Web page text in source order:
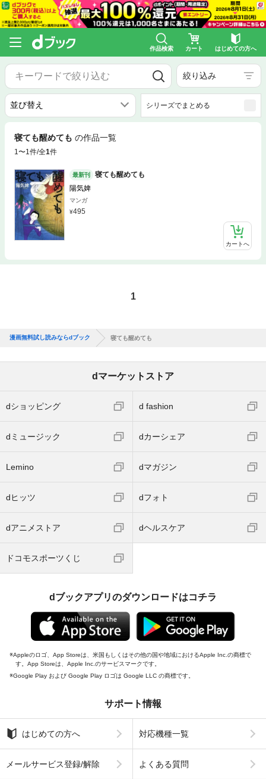
作品検索 カート はじめての方へ
絞り込み
シリーズでまとめる
寝ても醒めても の作品一覧
1〜1件/全1件
最新刊
寝ても醒めても
陽気婢
マンガ
495
カートへ
1
漫画無料試し読みならdブック 寝ても醒めても
dマーケットストア
dショッピング d fashion
dミュージック dカーシェア
Lemino dマガジン
dヒッツ dフォト
dアニメストア dヘルスケア
ドコモスポーツくじ
dブックアプリのダウンロードはコチラ
Appleのロゴ、App Storeは、米国もしくはその他の国や地域におけるApple Inc.の商標で
す。App Storeは、Apple Inc.のサービスマークです。
Google Play および Google Play ロゴは Google LLC の商標です。
サポート情報
はじめての方へ 対応機種一覧
メールサービス登録/解除 よくある質問